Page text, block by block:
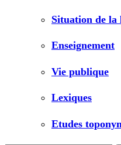
Situation de la
Enseignement
Vie publique
Lexiques
Etudes